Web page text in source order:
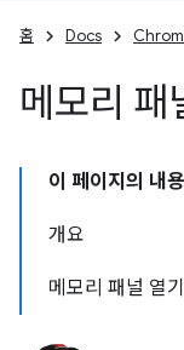
홈 Docs
메모리 패
이 페이지의 내용
개요
메모리 패널 열기